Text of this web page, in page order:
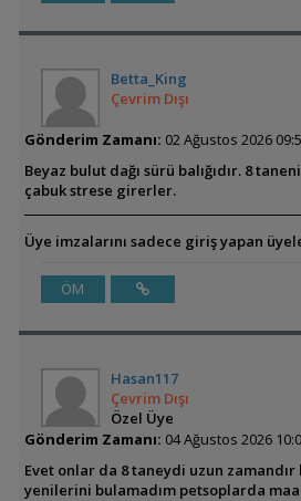
Betta_King
Çevrim Dışı
Gönderim Zamanı: 02 Ağustos 2026
Beyaz bulut dağı sürü balığıdır. 8
çabuk strese girerler.
Üye imzalarını sadece giriş yapan
ÖM
Hasan117
Çevrim Dışı
Özel Üye
Gönderim Zamanı: 04 Ağustos 2026
Evet onlar da 8 taneydi uzun
yenilerini bulamadım petsoplarda